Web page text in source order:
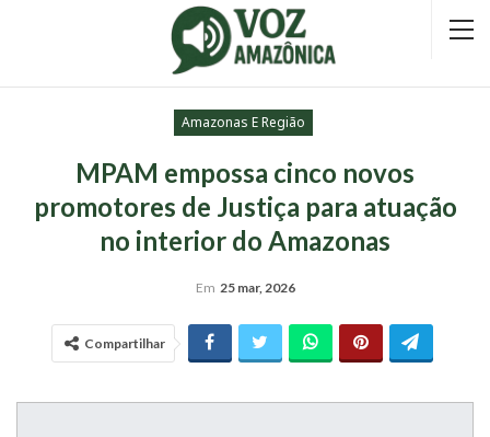
Amazonas E Região
MPAM empossa cinco novos
promotores de Justiça para atuação
no interior do Amazonas
Em 25 mar, 2026
Compartilhar